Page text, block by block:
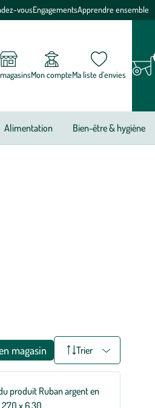
vousEngagementsApprendre ensemble
Mon compteMa liste d’envies
Alimentation Bien-être & hygiène
Trier
magasin